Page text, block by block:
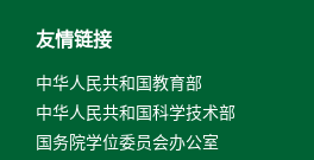
友情链接
中华人民共和国教育部
中华人民共和国科学技术部
国务院学位委员会办公室